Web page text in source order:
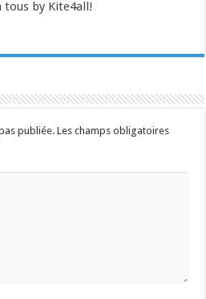
tous by Kite4all!
publiée. Les champs obligatoires